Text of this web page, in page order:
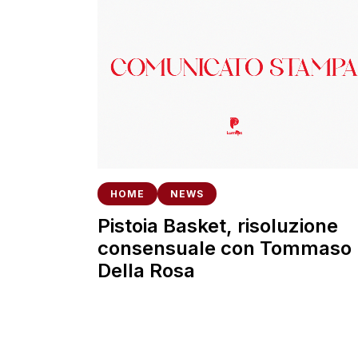
HOME NEWS
Pistoia Basket, risoluzione
consensuale con Tommaso
Della Rosa